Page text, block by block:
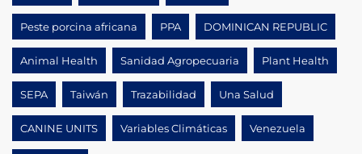
Peste porcina africana PPA DOMINICAN REPUBLIC
Animal Health Sanidad Agropecuaria Plant Health
SEPA Taiwán Trazabilidad Una Salud
CANINE UNITS Variables Climáticas Venezuela